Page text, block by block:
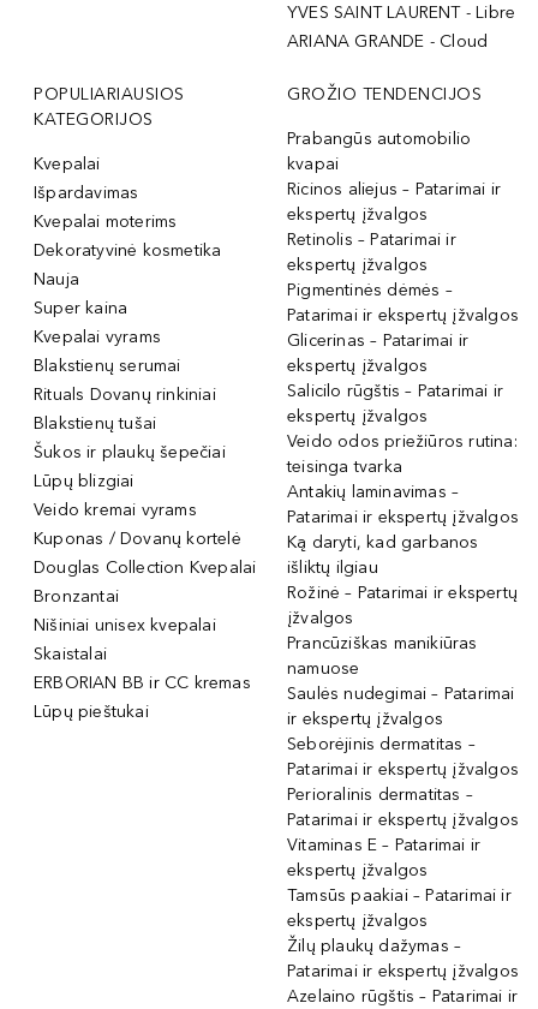
YVES SAINT LAURENT - Libre
ARIANA GRANDE - Cloud
POPULIARIAUSIOS
KATEGORIJOS
Kvepalai
Išpardavimas
Kvepalai moterims
Dekoratyvinė kosmetika
Nauja
Super kaina
Kvepalai vyrams
Blakstienų serumai
Rituals Dovanų rinkiniai
Blakstienų tušai
Šukos ir plaukų šepečiai
Lūpų blizgiai
Veido kremai vyrams
Kuponas / Dovanų kortelė
Douglas Collection Kvepalai
Bronzantai
Nišiniai unisex kvepalai
Skaistalai
ERBORIAN BB ir CC kremas
Lūpų pieštukai
GROŽIO TENDENCIJOS
Prabangūs automobilio
kvapai
Ricinos aliejus – Patarimai ir
ekspertų įžvalgos
Retinolis – Patarimai ir
ekspertų įžvalgos
Pigmentinės dėmės –
Patarimai ir ekspertų įžvalgos
Glicerinas – Patarimai ir
ekspertų įžvalgos
Salicilo rūgštis – Patarimai ir
ekspertų įžvalgos
Veido odos priežiūros rutina:
teisinga tvarka
Antakių laminavimas –
Patarimai ir ekspertų įžvalgos
Ką daryti, kad garbanos
išliktų ilgiau
Rožinė – Patarimai ir ekspertų
įžvalgos
Prancūziškas manikiūras
namuose
Saulės nudegimai – Patarimai
ir ekspertų įžvalgos
Seborėjinis dermatitas –
Patarimai ir ekspertų įžvalgos
Perioralinis dermatitas –
Patarimai ir ekspertų įžvalgos
Vitaminas E – Patarimai ir
ekspertų įžvalgos
Tamsūs paakiai – Patarimai ir
ekspertų įžvalgos
Žilų plaukų dažymas –
Patarimai ir ekspertų įžvalgos
Azelaino rūgštis – Patarimai ir